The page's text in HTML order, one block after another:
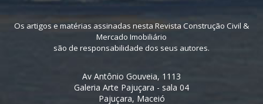
Os artigos e matérias assinadas nesta Revista Construção Civil &
Mercado Imobiliário
são de responsabilidade dos seus autores.
Av Antônio Gouveia, 1113
Galeria Arte Pajuçara - sala 04
Pajuçara, Maceió